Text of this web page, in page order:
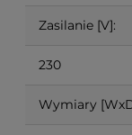
Zasilanie [V]:
230
Wymiary